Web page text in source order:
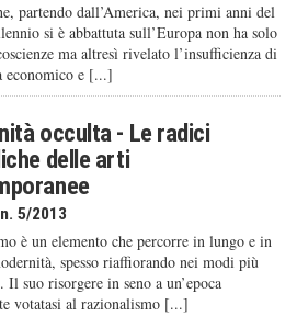
partendo dall’America, nei primi anni del
si è abbattuta sull’Europa non ha solo
ma altresì rivelato l’insufficienza di
economico e [...]
occulta - Le radici
delle arti
5/2013
è un elemento che percorre in lungo e in
spesso riaffiorando nei modi più
Il suo risorgere in seno a un’epoca
votatasi al razionalismo [...]